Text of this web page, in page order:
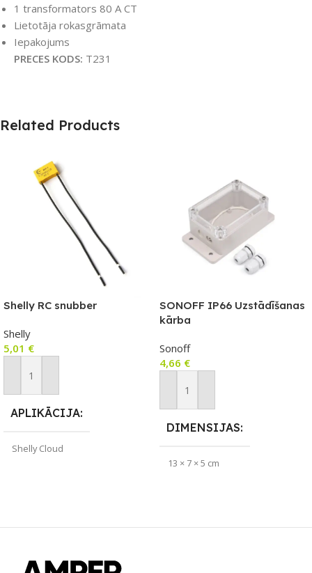
1 transformators 80 A CT
Lietotāja rokasgrāmata
Iepakojums
PRECES KODS: T231
Related Products
Shelly RC snubber
Shelly
5,01 €
Pievienot Grozam
APLIKĀCIJA
Shelly Cloud
PIEEJAMS UZREIZ
SONOFF IP66 Uzstādīšanas
kārba
Sonoff
4,66 €
Pievienot Grozam
DIMENSIJAS
13 × 7 × 5 cm